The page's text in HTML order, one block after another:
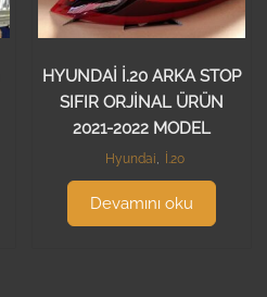
HYUNDAİ İ.20 ARKA STOP
SIFIR ORJİNAL ÜRÜN
2021-2022 MODEL
Hyundai, İ.20
Devamını oku